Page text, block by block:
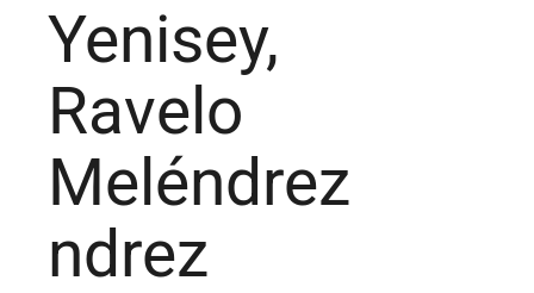
Yenisey,
Ravelo
Meléndrez
ndrez